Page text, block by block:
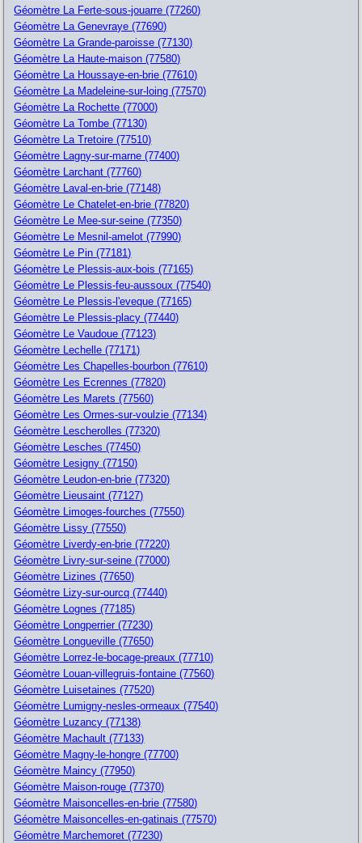
Géomètre La Ferte-sous-jouarre (77260)
Géomètre La Genevraye (77690)
Géomètre La Grande-paroisse (77130)
Géomètre La Haute-maison (77580)
Géomètre La Houssaye-en-brie (77610)
Géomètre La Madeleine-sur-loing (77570)
Géomètre La Rochette (77000)
Géomètre La Tombe (77130)
Géomètre La Tretoire (77510)
Géomètre Lagny-sur-marne (77400)
Géomètre Larchant (77760)
Géomètre Laval-en-brie (77148)
Géomètre Le Chatelet-en-brie (77820)
Géomètre Le Mee-sur-seine (77350)
Géomètre Le Mesnil-amelot (77990)
Géomètre Le Pin (77181)
Géomètre Le Plessis-aux-bois (77165)
Géomètre Le Plessis-feu-aussoux (77540)
Géomètre Le Plessis-l'eveque (77165)
Géomètre Le Plessis-placy (77440)
Géomètre Le Vaudoue (77123)
Géomètre Lechelle (77171)
Géomètre Les Chapelles-bourbon (77610)
Géomètre Les Ecrennes (77820)
Géomètre Les Marets (77560)
Géomètre Les Ormes-sur-voulzie (77134)
Géomètre Lescherolles (77320)
Géomètre Lesches (77450)
Géomètre Lesigny (77150)
Géomètre Leudon-en-brie (77320)
Géomètre Lieusaint (77127)
Géomètre Limoges-fourches (77550)
Géomètre Lissy (77550)
Géomètre Liverdy-en-brie (77220)
Géomètre Livry-sur-seine (77000)
Géomètre Lizines (77650)
Géomètre Lizy-sur-ourcq (77440)
Géomètre Lognes (77185)
Géomètre Longperrier (77230)
Géomètre Longueville (77650)
Géomètre Lorrez-le-bocage-preaux (77710)
Géomètre Louan-villegruis-fontaine (77560)
Géomètre Luisetaines (77520)
Géomètre Lumigny-nesles-ormeaux (77540)
Géomètre Luzancy (77138)
Géomètre Machault (77133)
Géomètre Magny-le-hongre (77700)
Géomètre Maincy (77950)
Géomètre Maison-rouge (77370)
Géomètre Maisoncelles-en-brie (77580)
Géomètre Maisoncelles-en-gatinais (77570)
Géomètre Marchemoret (77230)